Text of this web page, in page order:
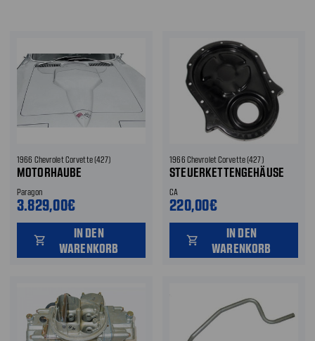
1966 Chevrolet Corvette (427)
MOTORHAUBE
Paragon
3.829,00€
shopping_cart
IN DEN
WARENKORB
1966 Chevrolet Corvette (427)
STEUERKETTENGEHÄUSE
CA
220,00€
shopping_cart
IN DEN
WARENKORB